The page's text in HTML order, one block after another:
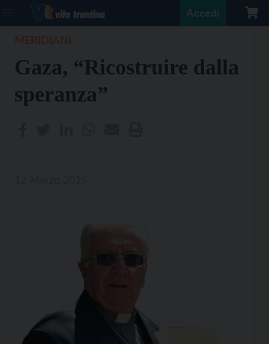
Accedi
Gaza, “Ricostruire dalla
speranza”